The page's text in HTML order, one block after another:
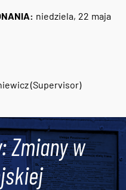
niedziela, 22 maja
(Supervisor)
Zmiany w